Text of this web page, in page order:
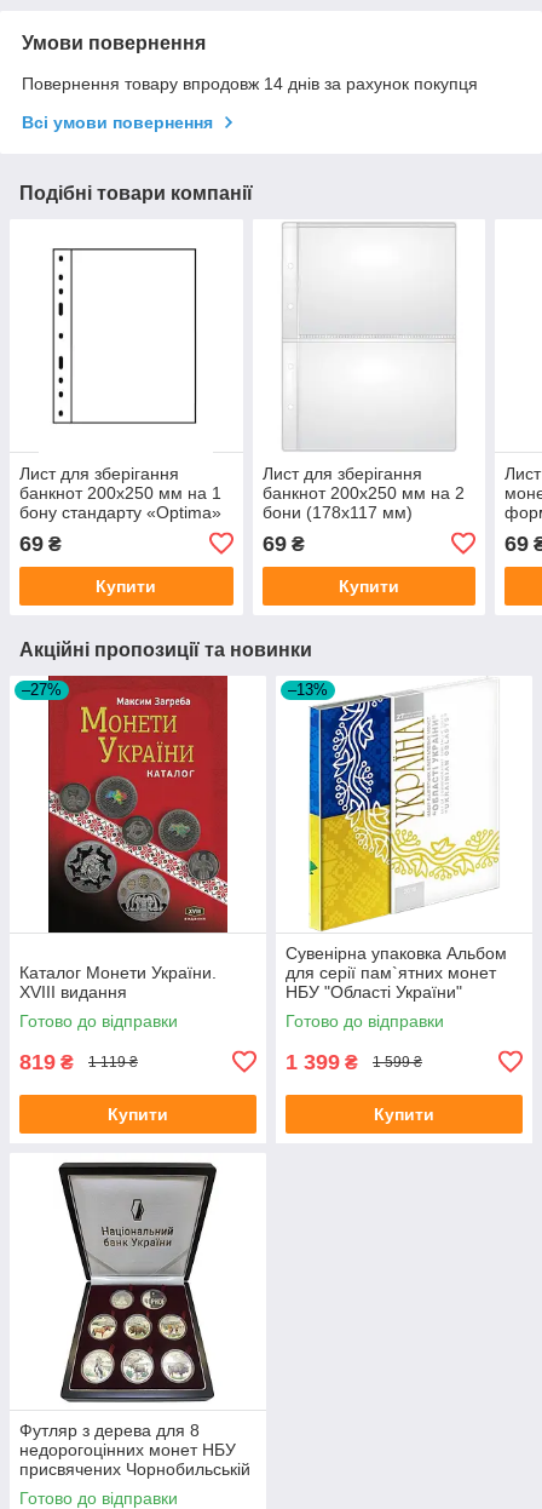
Умови повернення
Повернення товару впродовж 14 днів за рахунок покупця
Всі умови повернення
Подібні товари компанії
Лист для зберігання
банкнот 200х250 мм на 1
бону стандарту «Optima»
69 ₴
Купити
Лист для зберігання
банкнот 200х250 мм на 2
бони (178х117 мм)
69₴
Купити
69
Акційні пропозиції та новинки
–27%
Каталог Монети України.
XVІІІ видання
Готово до відправки
819 ₴ 1 119 ₴
Купити
–13%
Сувенірна упаковка Альбом
для серії пам`ятних монет
НБУ "Області України"
Готово до відправки
1 399 ₴ 1 599 ₴
Купити
Футляр з дерева для 8
недорогоцінних монет НБУ
присвячених Чорнобильській
катастрофі
Готово до відправки